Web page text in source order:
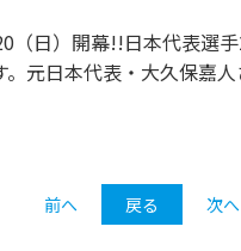
（日）開幕!!日本代表選
元日本代表・大久保嘉
前へ 戻る 次へ